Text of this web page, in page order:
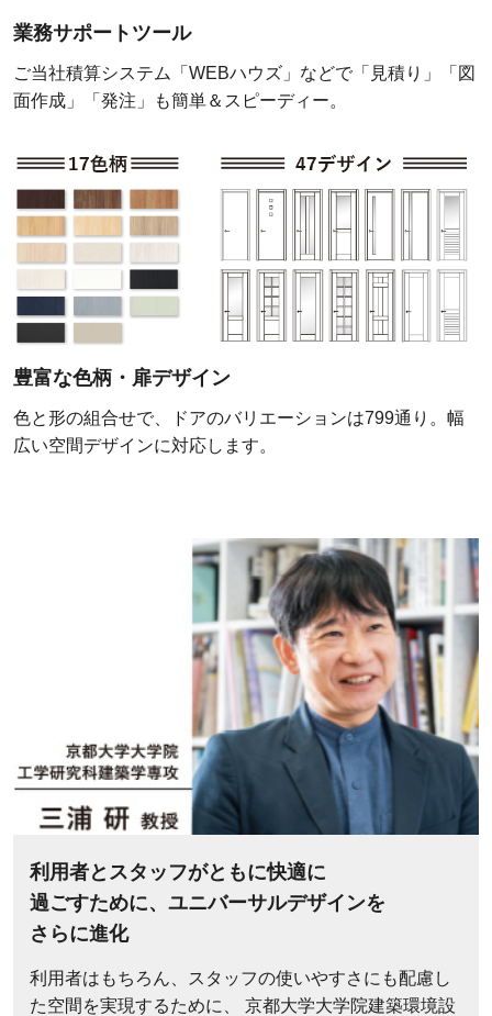
業務サポートツール
ご当社積算システム「WEBハウズ」などで「見積り」「図
面作成」「発注」も簡単＆スピーディー。
豊富な色柄・扉デザイン
色と形の組合せで、ドアのバリエーションは799通り。幅
広い空間デザインに対応します。
利用者とスタッフがともに快適に
過ごすために、 ユニバーサルデザインを
さらに進化
利用者はもちろん、スタッフの使いやすさにも配慮し
た空間を実現するために、 京都大学大学院建築環境設